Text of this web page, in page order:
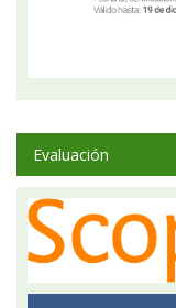
Evaluación